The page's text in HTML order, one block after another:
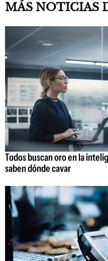
MÁS NOTICIAS
Todos buscan oro en la
saben dónde cavar